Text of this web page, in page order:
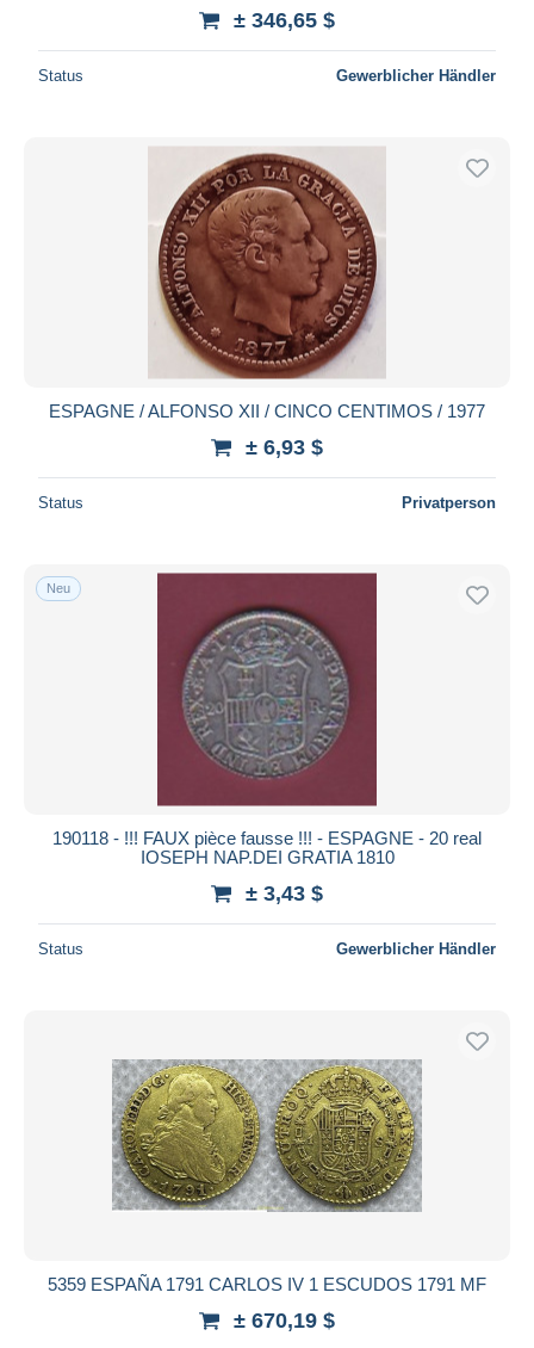
± 346,65 $
Status Gewerblicher Händler
ESPAGNE / ALFONSO XII / CINCO CENTIMOS / 1977
± 6,93 $
Status Privatperson
Neu
190118 - !!! FAUX pièce fausse !!! - ESPAGNE - 20 real
IOSEPH NAP.DEI GRATIA 1810
± 3,43 $
Status Gewerblicher Händler
5359 ESPAÑA 1791 CARLOS IV 1 ESCUDOS 1791 MF
± 670,19 $